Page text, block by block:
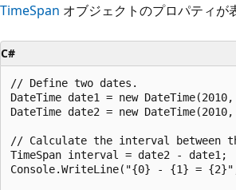
TimeSpan オブジェクトのプロパティが
C#
// Define two dates.
DateTime date1 = new
DateTime date2 = new
// Calculate the interval between
TimeSpan interval = date2 - date1;
Console.WriteLine("{0} - {1} =